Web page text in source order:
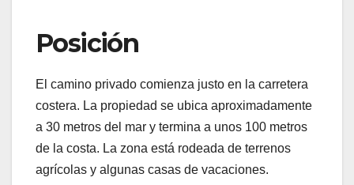
Posición
El camino privado comienza justo en la carretera
costera. La propiedad se ubica aproximadamente
a 30 metros del mar y termina a unos 100 metros
de la costa. La zona está rodeada de terrenos
agrícolas y algunas casas de vacaciones.